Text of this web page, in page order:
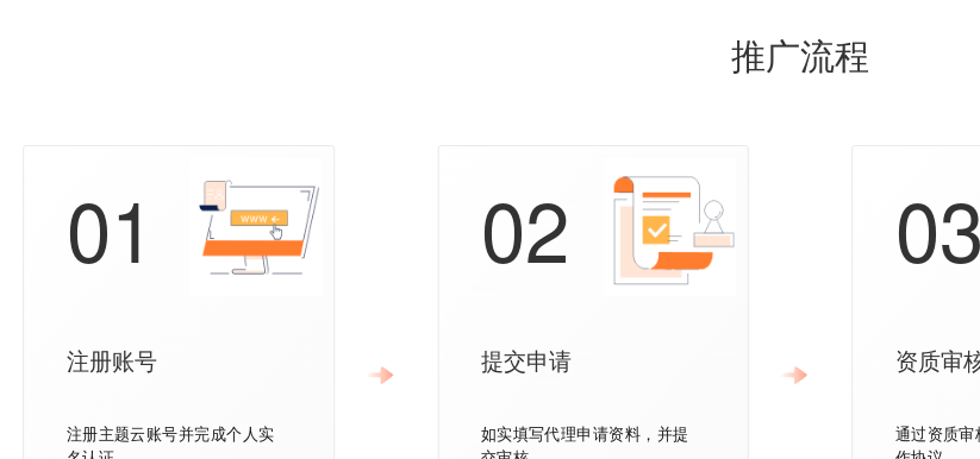
推广流程
01
注册账号
注册主题云账号并完成个人实
02
提交申请
如实填写代理申请资料，并提
03
资质审
通过资质